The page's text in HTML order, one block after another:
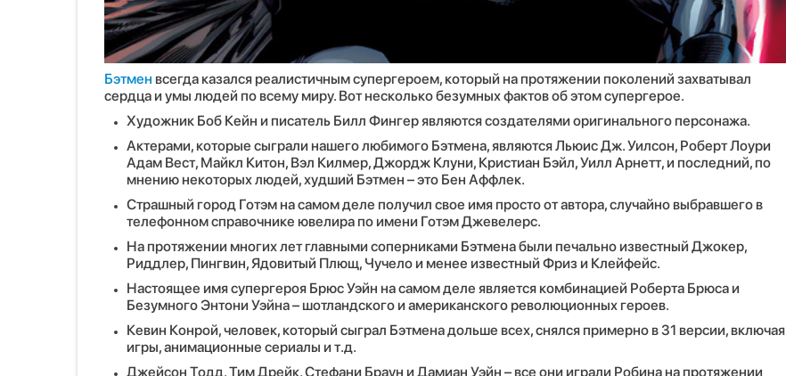
Бэтмен всегда казался реалистичным супергероем, который на протяжении поколений захватывал
сердца и умы людей по всему миру. Вот несколько безумных фактов об этом супергерое.
Художник Боб Кейн и писатель Билл Фингер являются создателями оригинального персонажа.
Актерами, которые сыграли нашего любимого Бэтмена, являются Льюис Дж. Уилсон, Роберт Лоури
Адам Вест, Майкл Китон, Вэл Килмер, Джордж Клуни, Кристиан Бэйл, Уилл Арнетт, и последний, по
мнению некоторых людей, худший Бэтмен – это Бен Аффлек.
Страшный город Готэм на самом деле получил свое имя просто от автора, случайно выбравшего в
телефонном справочнике ювелира по имени Готэм Джевелерс.
На протяжении многих лет главными соперниками Бэтмена были печально известный Джокер,
Риддлер, Пингвин, Ядовитый Плющ, Чучело и менее известный Фриз и Клейфейс.
Настоящее имя супергероя Брюс Уэйн на самом деле является комбинацией Роберта Брюса и
Безумного Энтони Уэйна – шотландского и американского революционных героев.
Кевин Конрой, человек, который сыграл Бэтмена дольше всех, снялся примерно в 31 версии, включая
игры, анимационные сериалы и т.д.
Джейсон Тодд, Тим Дрейк, Стефани Браун и Дамиан Уэйн – все они играли Робина на протяжении